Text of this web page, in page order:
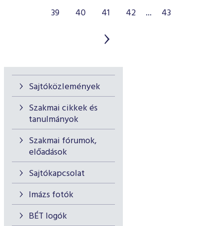
Sajtóközlemények
Szakmai cikkek és
tanulmányok
Szakmai fórumok,
előadások
Sajtókapcsolat
Imázs fotók
BÉT logók
39
40 41 42 ... 43